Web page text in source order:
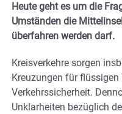
Heute geht es um die
Umständen die
überfahren werden darf.
Kreisverkehre sorgen
Kreuzungen für
Verkehrssicherheit.
Unklarheiten bezüglich